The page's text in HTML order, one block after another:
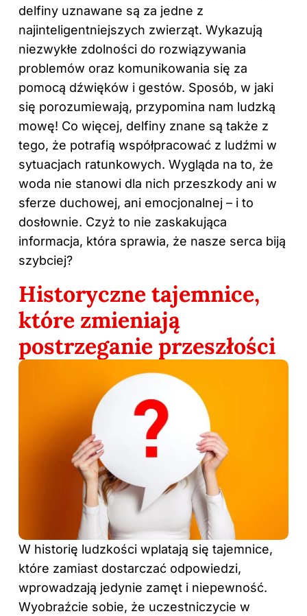
delfiny uznawane są za jedne z
najinteligentniejszych zwierząt. Wykazują
niezwykłe zdolności do rozwiązywania
problemów oraz komunikowania się za
pomocą dźwięków i gestów. Sposób, w jaki
się porozumiewają, przypomina nam ludzką
mowę! Co więcej, delfiny znane są także z
tego, że potrafią współpracować z ludźmi w
sytuacjach ratunkowych. Wygląda na to, że
woda nie stanowi dla nich przeszkody ani w
sferze duchowej, ani emocjonalnej – i to
dosłownie. Czyż to nie zaskakująca
informacja, która sprawia, że nasze serca biją
szybciej?
Historyczne tajemnice,
które zmieniają
postrzeganie przeszłości
W historię ludzkości wplatają się tajemnice,
które zamiast dostarczać odpowiedzi,
wprowadzają jedynie zamęt i niepewność.
Wyobraźcie sobie, że uczestniczycie w